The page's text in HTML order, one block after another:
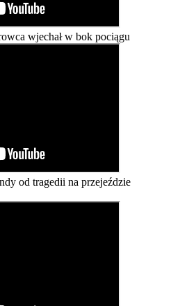
wjechał w bok pociągu
od tragedii na przejeździe